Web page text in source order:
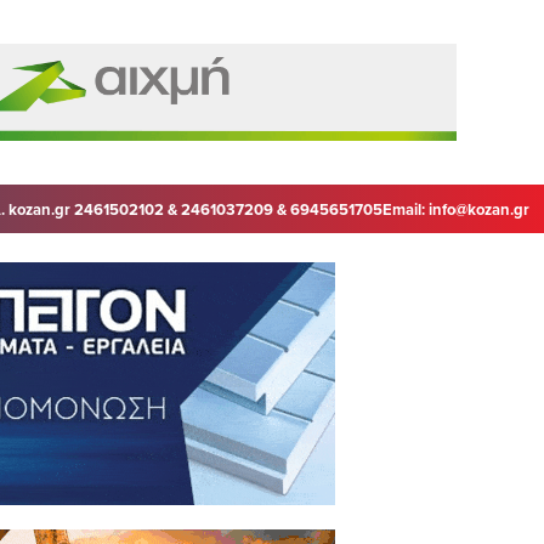
kozan.gr 2461502102 & 2461037209 & 6945651705Email:info@kozan.gr